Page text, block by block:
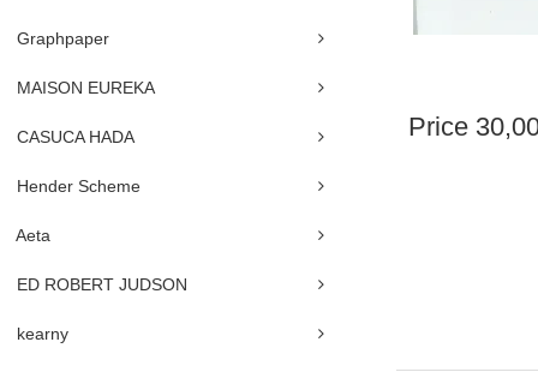
Graphpaper
MAISON EUREKA
CASUCA HADA
Hender Scheme
Aeta
ED ROBERT JUDSON
kearny
Price